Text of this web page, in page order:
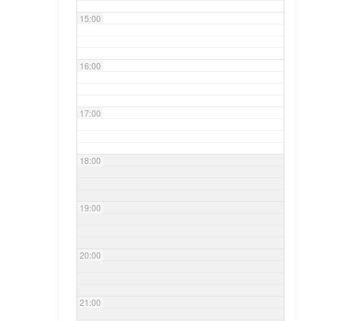
15:00
16:00
17:00
18:00
19:00
20:00
21:00